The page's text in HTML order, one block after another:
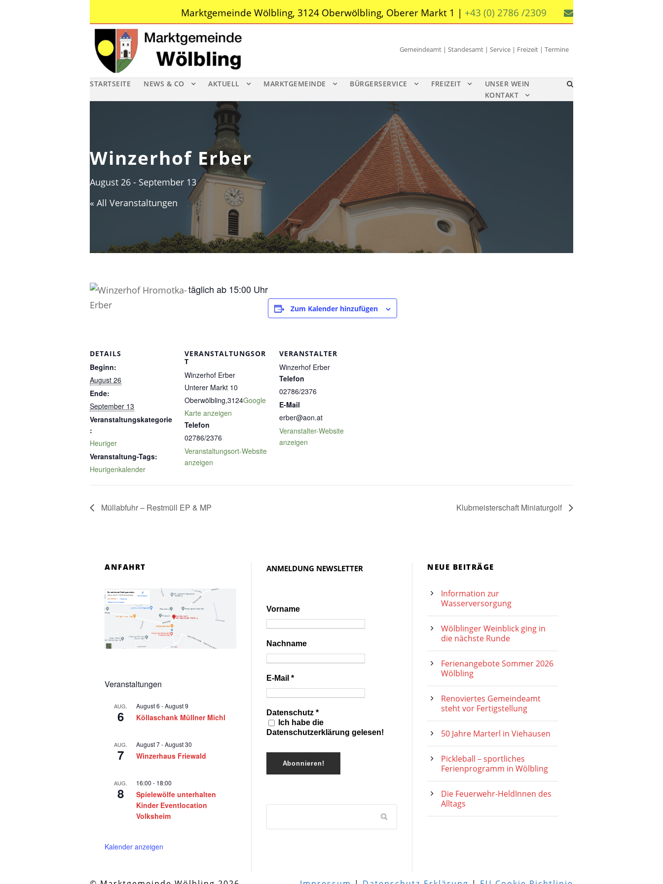
Marktgemeinde Wölbling, 3124 Oberwölbling, Oberer Markt 1 | +43 (0) 2786 /2309
Gemeindeamt | Standesamt | Service | Freizeit | Termine
STARTSEITE NEWS & CO AKTUELL MARKTGEMEINDE BÜRGERSERVICE FREIZEIT
UNSER WEIN
KONTAKT
Winzerhof Erber
August 26 - September 13
« All Veranstaltungen
täglich ab 15:00 Uhr
Zum Kalender hinzufügen
DETAILS
Beginn:
August 26
Ende:
September 13
Veranstaltungskategorie
:
Heuriger
Veranstaltung-Tags:
Heurigenkalender
VERANSTALTUNGSOR
T
Winzerhof Erber
Unterer Markt 10
Oberwölbling,3124Google
Karte anzeigen
Telefon
02786/2376
Veranstaltungsort-Website
anzeigen
VERANSTALTER
Winzerhof Erber
Telefon
02786/2376
E-Mail
erber@aon.at
Veranstalter-Website
anzeigen
Müllabfuhr – Restmüll EP & MP Klubmeisterschaft Miniaturgolf
ANFAHRT
Veranstaltungen
AUG.
6
August 6 -August 9
Köllaschank Müllner Michl
AUG.
7
August 7-August 30
Winzerhaus Friewald
AUG.
8
16:00 - 18:00
Spielewölfe unterhalten
Kinder Eventlocation
Volksheim
Kalender anzeigen
ANMELDUNG NEWSLETTER
Vorname
Nachname
E-Mail *
Datenschutz *
Ich habe die
Datenschutzerklärung gelesen!
NEUE BEITRÄGE
Information zur
Wasserversorgung
Wölblinger Weinblick ging in
die nächste Runde
Ferienangebote Sommer 2026
Wölbling
Renoviertes Gemeindeamt
steht vor Fertigstellung
50 Jahre Marterl in Viehausen
Pickleball – sportliches
Ferienprogramm in Wölbling
Die Feuerwehr-HeldInnen des
Alltags